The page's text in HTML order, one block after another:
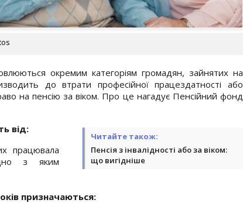
окремим категоріям громадян, зайнятих на
до втрати професійної працездатності або
на пенсію за віком. Про це нагадує Пенсійний фонд
Читайте також:
Пенсія з інвалідності або за віком:
що вигідніше
від:
працювала
з яким
призначаються: